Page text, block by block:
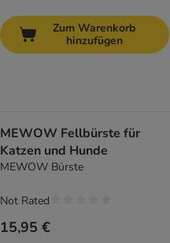
Zum Warenkorb
hinzufügen
MEWOW Fellbürste für
Katzen und Hunde
MEWOW Bürste
15,95 €
Not Rated